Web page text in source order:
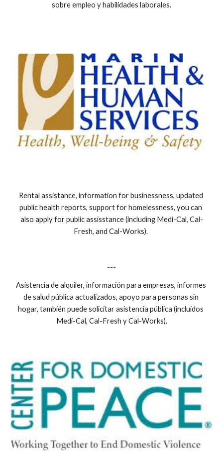
sobre empleo y habilidades laborales.
Rental assistance, information for businessness, updated
public health reports, support for homelessness, you can
also apply for public assisstance (including Medi-Cal, Cal-
Fresh, and Cal-Works).
---
Asistencia de alquiler, información para empresas, informes
de salud pública actualizados, apoyo para personas sin
hogar, también puede solicitar asistencia pública (incluidos
Medi-Cal, Cal-Fresh y Cal-Works).